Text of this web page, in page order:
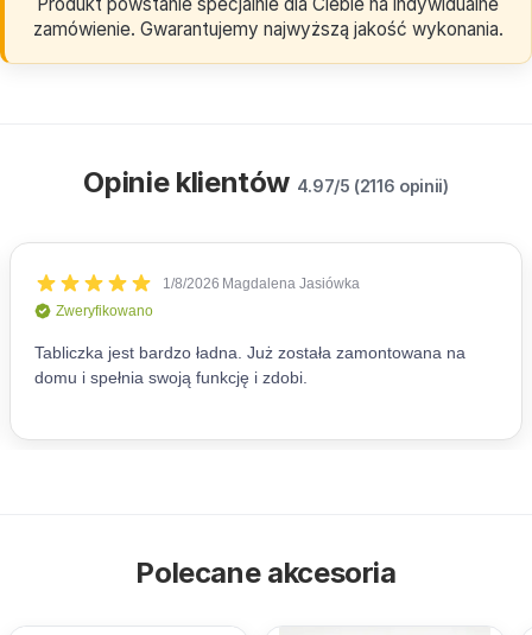
zamówienie. Gwarantujemy najwyższą jakość wykonania.
Opinie klientów 4.97/5 (2116 opinii)
Polecane akcesoria